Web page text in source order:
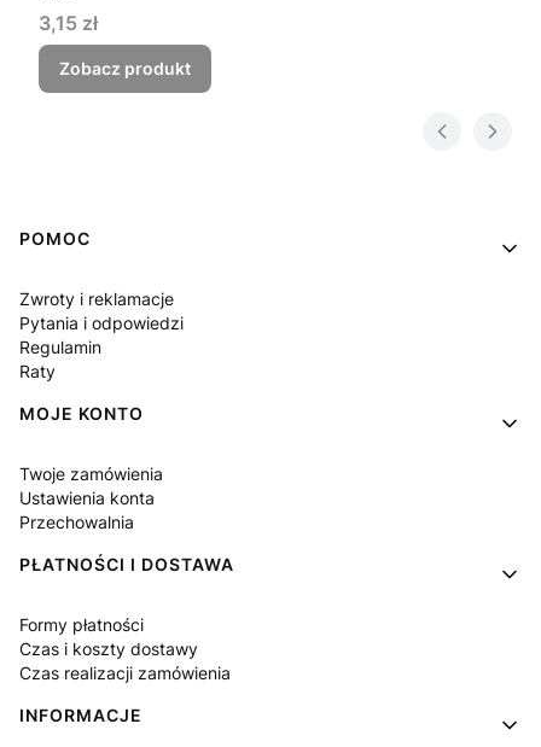
Cena
3,15 zł
Zobacz produkt
Linki w stopce
POMOC
Zwroty i reklamacje
Pytania i odpowiedzi
Regulamin
Raty
MOJE KONTO
Twoje zamówienia
Ustawienia konta
Przechowalnia
PŁATNOŚCI I DOSTAWA
Formy płatności
Czas i koszty dostawy
Czas realizacji zamówienia
INFORMACJE